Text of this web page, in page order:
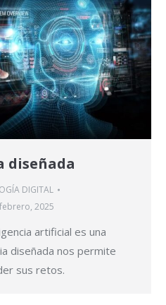
diseñada
DIGITAL
2025
artificial es una
diseñada nos permite
sus retos.